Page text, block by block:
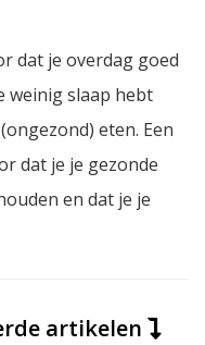
dat je overdag goed
weinig slaap hebt
eten. Een
dat je je gezonde
en dat je je
artikelen